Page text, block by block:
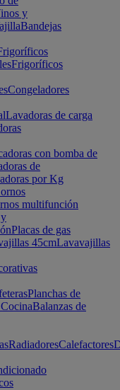
y
Bandejas
Frigoríficos
Congeladores
Lavadoras de carga
con bomba de
de
por Kg
multifunción
Placas de gas
45cmLavavajillas
Planchas de
Balanzas de
RadiadoresCalefactores